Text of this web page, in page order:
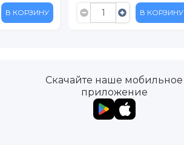
В КОРЗИНУ В КОРЗИНУ
Скачайте наше мобильное
приложение